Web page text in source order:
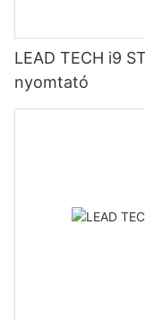
LEAD TECH i9
nyomtató